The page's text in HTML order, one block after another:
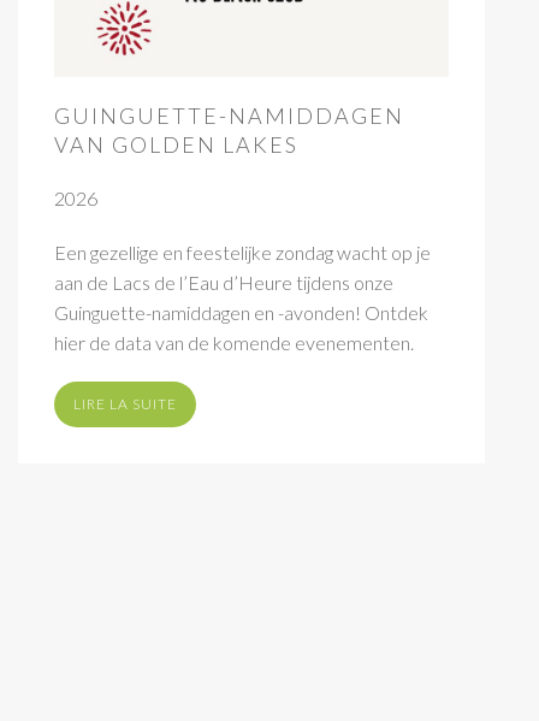
GUINGUETTE-NAMIDDAGEN
VAN GOLDEN LAKES
2026
Een gezellige en feestelijke zondag wacht op je
aan de Lacs de l’Eau d’Heure tijdens onze
Guinguette-namiddagen en -avonden! Ontdek
hier de data van de komende evenementen.
LIRE LA SUITE